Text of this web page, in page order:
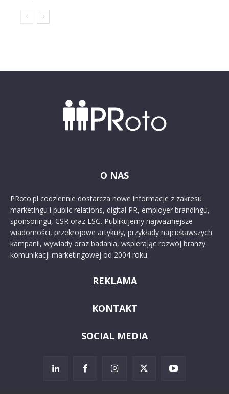
O NAS
PRoto.pl codziennie dostarcza nowe informacje z zakresu
marketingu i public relations, digital PR, employer brandingu,
sponsoringu, CSR oraz ESG. Publikujemy najważniejsze
wiadomości, przekrojowe artykuły, przykłady najciekawszych
kampanii, wywiady oraz badania, wspierając rozwój branży
komunikacji marketingowej od 2004 roku.
REKLAMA
KONTAKT
SOCIAL MEDIA